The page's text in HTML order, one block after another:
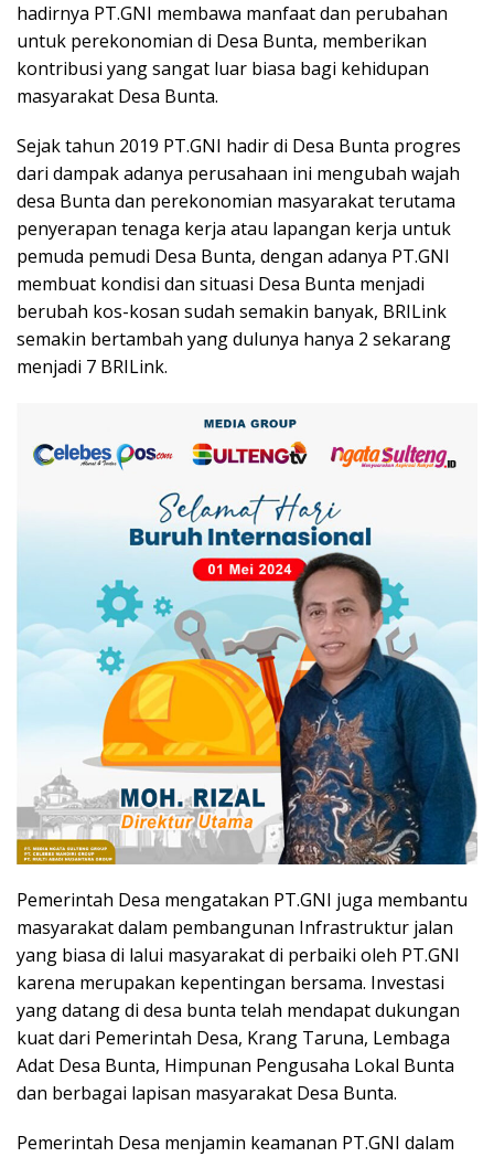
hadirnya PT.GNI membawa manfaat dan perubahan
untuk perekonomian di Desa Bunta, memberikan
kontribusi yang sangat luar biasa bagi kehidupan
masyarakat Desa Bunta.
Sejak tahun 2019 PT.GNI hadir di Desa Bunta progres
dari dampak adanya perusahaan ini mengubah wajah
desa Bunta dan perekonomian masyarakat terutama
penyerapan tenaga kerja atau lapangan kerja untuk
pemuda pemudi Desa Bunta, dengan adanya PT.GNI
membuat kondisi dan situasi Desa Bunta menjadi
berubah kos-kosan sudah semakin banyak, BRILink
semakin bertambah yang dulunya hanya 2 sekarang
menjadi 7 BRILink.
Pemerintah Desa mengatakan PT.GNI juga membantu
masyarakat dalam pembangunan Infrastruktur jalan
yang biasa di lalui masyarakat di perbaiki oleh PT.GNI
karena merupakan kepentingan bersama. Investasi
yang datang di desa bunta telah mendapat dukungan
kuat dari Pemerintah Desa, Krang Taruna, Lembaga
Adat Desa Bunta, Himpunan Pengusaha Lokal Bunta
dan berbagai lapisan masyarakat Desa Bunta.
Pemerintah Desa menjamin keamanan PT.GNI dalam